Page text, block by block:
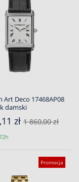
Art Deco 17468AP08
damski
zł 1 860,00 zł
Promocja